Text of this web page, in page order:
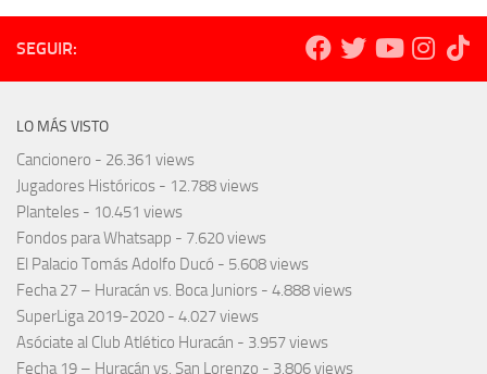
SEGUIR:
LO MÁS VISTO
Cancionero - 26.361 views
Jugadores Históricos - 12.788 views
Planteles - 10.451 views
Fondos para Whatsapp - 7.620 views
El Palacio Tomás Adolfo Ducó - 5.608 views
Fecha 27 – Huracán vs. Boca Juniors - 4.888 views
SuperLiga 2019-2020 - 4.027 views
Asóciate al Club Atlético Huracán - 3.957 views
Fecha 19 – Huracán vs. San Lorenzo - 3.806 views